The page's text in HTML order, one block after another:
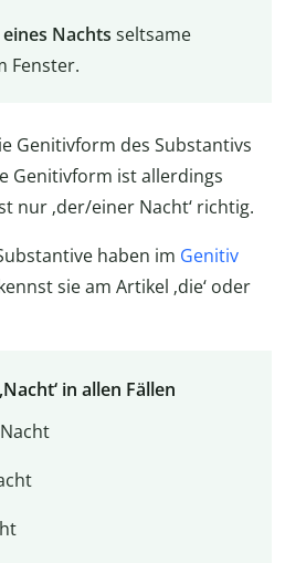
eines Nachts seltsame
Fenster.
Genitivform des Substantivs
Genitivform ist allerdings
nur ‚der/einer Nacht‘ richtig.
haben im Genitiv
sie am Artikel ‚die‘ oder
in allen Fällen